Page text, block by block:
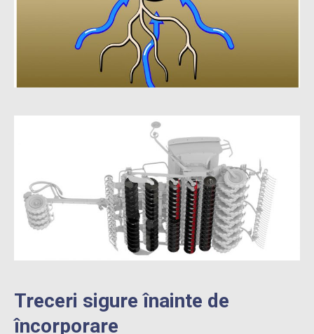
Treceri sigure înainte de
încorporare